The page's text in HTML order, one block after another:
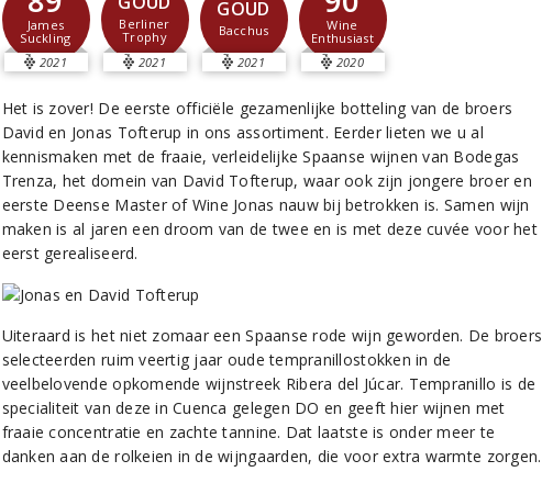
James
Suckling
2021
Berliner
Trophy
2021
GOUD
Bacchus
2021
Wine
Enthusiast
2020
Het is zover! De eerste officiële gezamenlijke botteling van de broers
David en Jonas Tofterup in ons assortiment. Eerder lieten we u al
kennismaken met de fraaie, verleidelijke Spaanse wijnen van Bodegas
Trenza, het domein van David Tofterup, waar ook zijn jongere broer en
eerste Deense Master of Wine Jonas nauw bij betrokken is. Samen wijn
maken is al jaren een droom van de twee en is met deze cuvée voor het
eerst gerealiseerd.
Uiteraard is het niet zomaar een Spaanse rode wijn geworden. De broers
selecteerden ruim veertig jaar oude tempranillostokken in de
veelbelovende opkomende wijnstreek Ribera del Júcar. Tempranillo is de
specialiteit van deze in Cuenca gelegen DO en geeft hier wijnen met
fraaie concentratie en zachte tannine. Dat laatste is onder meer te
danken aan de rolkeien in de wijngaarden, die voor extra warmte zorgen.